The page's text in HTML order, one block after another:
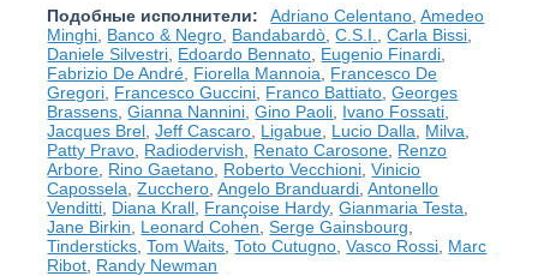
Подобные исполнители:
Adriano Celentano ,Amedeo
Minghi Banco & Negro Bandabardò ,C.S.I. ,Carla Bissi
Daniele Silvestri Edoardo Bennato Eugenio Finardi
Fabrizio De André Fiorella Mannoia
Francesco De
Gregori Francesco Guccini Franco Battiato ,Georges
Brassens ,Gianna Nannini ,Gino Paoli Ivano Fossati
Jacques Brel ,Jeff Cascaro Ligabue Lucio Dalla Milva
Patty Pravo Radiodervish Renato Carosone Renzo
Arbore Rino Gaetano Roberto Vecchioni ,Vinicio
Capossela ,Zucchero ,Angelo Branduardi ,Antonello
Venditti Diana Krall Françoise Hardy,Gianmaria Testa
Jane Birkin
Leonard Cohen ,Serge Gainsbourg
Tindersticks ,Tom Waits ,Toto Cutugno ,Vasco Rossi Marc
Ribot Randy Newman